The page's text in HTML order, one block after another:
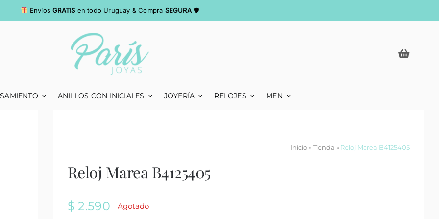
EnvíosGRATIS en todo Uruguay & Compra SEGURA🛡
ANILLOS CON INICIALES JOYERÍA RELOJES MEN
Inicio» Tienda » Reloj Marea B4125405
Reloj Marea B4125405
$ 2.590 Agotado